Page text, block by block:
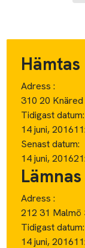
Hämtas
Adress :
310 20
Tidigast datum:
14 juni, 2016
Senast datum:
14 juni, 2016
Lämnas
Adress :
212 31 Malmö
Tidigast datum:
14 juni, 2016